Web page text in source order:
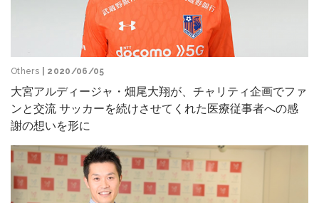
Others | 2020/06/05
大宮アルディージャ・畑尾大翔が、チャリティ企画でファ
ンと交流 サッカーを続けさせてくれた医療従事者への感
謝の想いを形に